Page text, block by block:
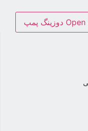
Open دوزینگ پمپ